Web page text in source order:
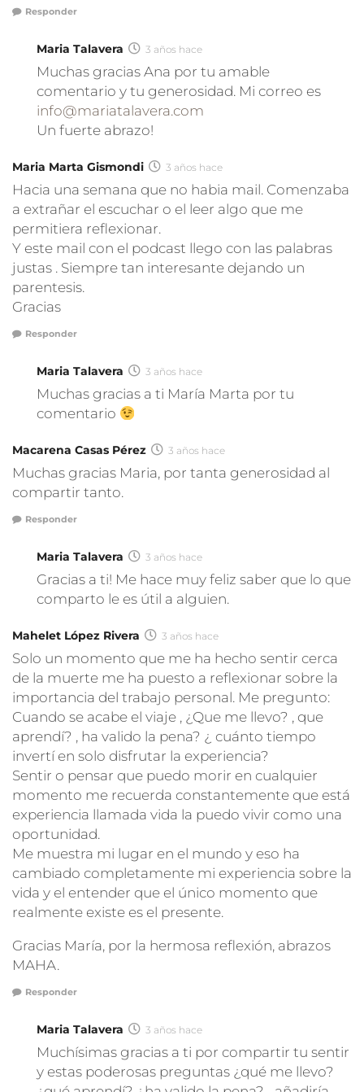
Responder
Maria Talavera 3 años hace
Muchas gracias Ana por tu amable
comentario y tu generosidad. Mi correo es
info@mariatalavera.com
Un fuerte abrazo!
Maria Marta Gismondi 3 años hace
Hacia una semana que no habia mail. Comenzaba
a extrañar el escuchar o el leer algo que me
permitiera reflexionar.
Y este mail con el podcast llego con las palabras
justas . Siempre tan interesante dejando un
parentesis.
Gracias
Responder
Maria Talavera 3 años hace
Muchas gracias a ti María Marta por tu
comentario
Macarena Casas Pérez 3 años hace
Muchas gracias Maria, por tanta generosidad al
compartir tanto.
Responder
Maria Talavera 3 años hace
Gracias a ti! Me hace muy feliz saber que lo que
comparto le es útil a alguien.
Mahelet López Rivera 3 años hace
Solo un momento que me ha hecho sentir cerca
de la muerte me ha puesto a reflexionar sobre la
importancia del trabajo personal. Me pregunto:
Cuando se acabe el viaje , ¿Que me llevo? , que
aprendí? , ha valido la pena? ¿ cuánto tiempo
invertí en solo disfrutar la experiencia?
Sentir o pensar que puedo morir en cualquier
momento me recuerda constantemente que está
experiencia llamada vida la puedo vivir como una
oportunidad.
Me muestra mi lugar en el mundo y eso ha
cambiado completamente mi experiencia sobre la
vida y el entender que el único momento que
realmente existe es el presente.
Gracias María, por la hermosa reflexión, abrazos
MAHA.
Responder
Maria Talavera 3 años hace
Muchísimas gracias a ti por compartir tu sentir
y estas poderosas preguntas ¿qué me llevo?